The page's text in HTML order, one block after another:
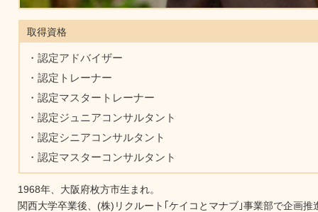
取得資格
・認定アドバイザー
・認定トレーナー
・認定マスタートレーナー
・認定ジュニアコンサルタント
・認定シニアコンサルタント
・認定マスターコンサルタント
1968年、大阪府枚方市生まれ。
関西大学卒業後、(株)リクルート｢ケイコとマナブ｣事業部で企画